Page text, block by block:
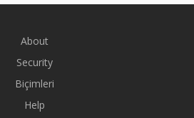
About
Security
Biçimleri
Help